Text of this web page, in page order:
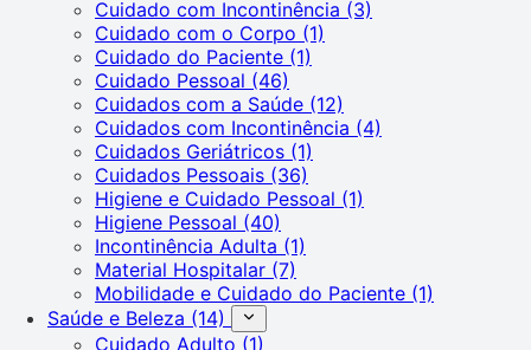
Cuidado com Incontinência (3)
Cuidado com o Corpo (1)
Cuidado do Paciente (1)
Cuidado Pessoal (46)
Cuidados com a Saúde (12)
Cuidados com Incontinência (4)
Cuidados Geriátricos (1)
Cuidados Pessoais (36)
Higiene e Cuidado Pessoal (1)
Higiene Pessoal (40)
Incontinência Adulta (1)
Material Hospitalar (7)
Mobilidade e Cuidado do Paciente (1)
Saúde e Beleza (14)
Cuidado Adulto (1)